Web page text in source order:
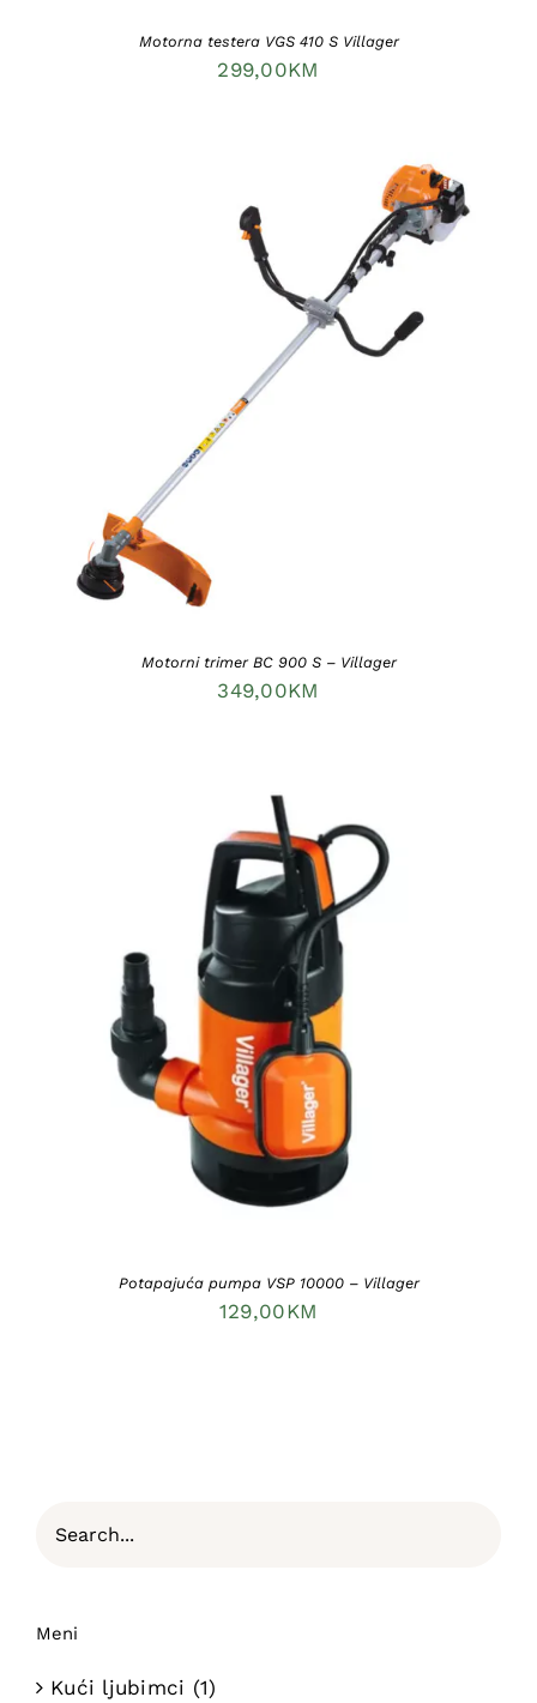
Motorna testera VGS 410 S Villager
299,00KM
DODAJ U KORPU
Motorni trimer BC 900 S – Villager
349,00KM
DODAJ U KORPU / DETAILS
Potapajuća pumpa VSP 10000 – Villager
129,00KM
Meni
Kući ljubimci (1)